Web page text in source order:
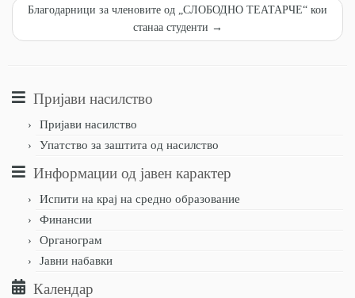
Благодарници за членовите од „СЛОБОДНО ТЕАТАРЧЕ“ кои
станаа студенти →
Пријави насилство
Пријави насилство
Упатство за заштита од насилство
Информации од јавен карактер
Испити на крај на средно образование
Финансии
Органограм
Јавни набавки
Календар